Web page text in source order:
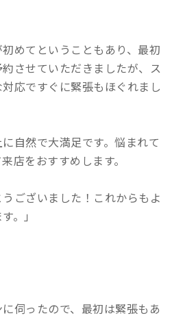
初めてということもあり、最初
させていただきましたが、ス
応ですぐに緊張もほぐれまし
自然で大満足です。悩まれて
店をおすすめします。
ございました！これからもよ
。」
に伺ったので、最初は緊張もあ